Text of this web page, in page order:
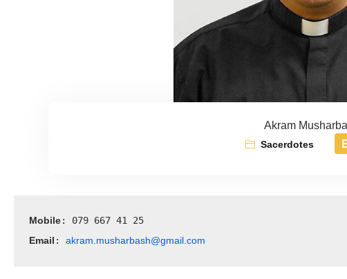
Akram
Sacerdotes
Mobile: 079 667 41 25
Email : akram.musharbash@gmail.com